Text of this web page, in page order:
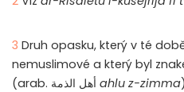
3 Druh opasku, který v té
nemuslimové a který byl
ahlu z-zimma